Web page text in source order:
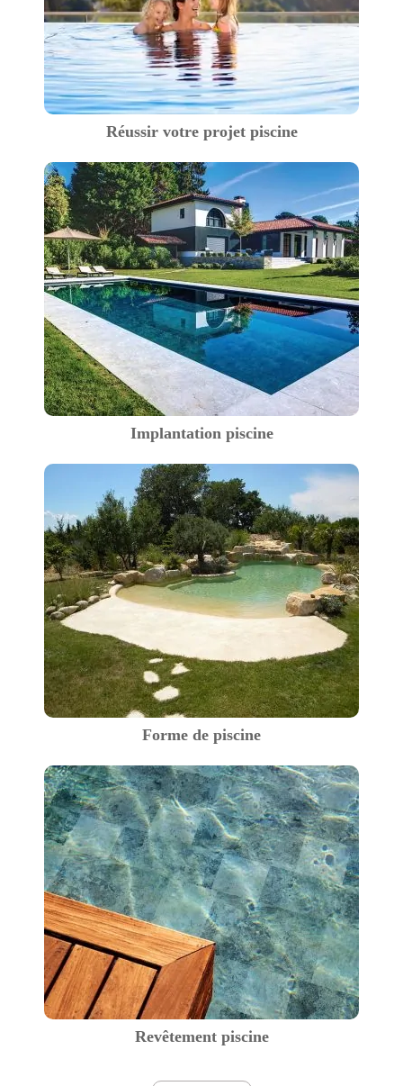
Réussir votre projet piscine
Implantation piscine
Forme de piscine
Revêtement piscine